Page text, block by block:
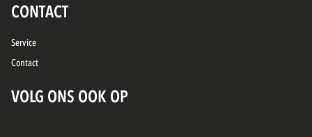
CONTACT
Service
Contact
VOLG ONS OOK OP